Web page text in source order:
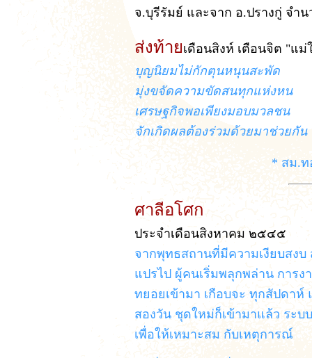
จ.บุรีรัมย์ และจาก อ.ปรางกู่ จำ
ส่งท้ายเดือนสิงห์ เตือนจิต "แม่
บุญนิยมไม่กักตุนหนุนสะพัด
มุ่งขจัดความขัดสนทุกแห่งหน
เศรษฐกิจพอเพียงมอบมวลชน
จักเกิดผลต้องร่วมด้วยมาช่วยกัน
* สม.ท
ศาลีอโศก
ประจำเดือนสิงหาคม ๒๕๔๕
จากพุทธสถานที่มีความเงียบสง
แปรไป ผู้คนเริ่มพลุกพล่าน การ
ทยอยเข้ามา เกือบจะ ทุกสัปดาห์
สองวัน ชุดใหม่ก็เข้ามาแล้ว ระบ
เพื่อให้เหมาะสม กับเหตุการณ์